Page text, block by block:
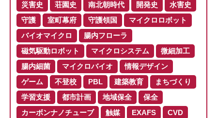
災害史
荘園史 南北朝時代 開発史
水害史
守護
室町幕府 守護領国
マイクロロボット
バイオマイクロ
腸内フローラ
磁気駆動ロボット
マイクロシステム
微細加工
腸内細菌
マイクロバイオ
情報デザイン
ゲーム
不登校 PBL 建築教育
まちづくり
学習支援
都市計画 地域保全
保全
カーボンナノチューブ
触媒 EXAFS
CVD